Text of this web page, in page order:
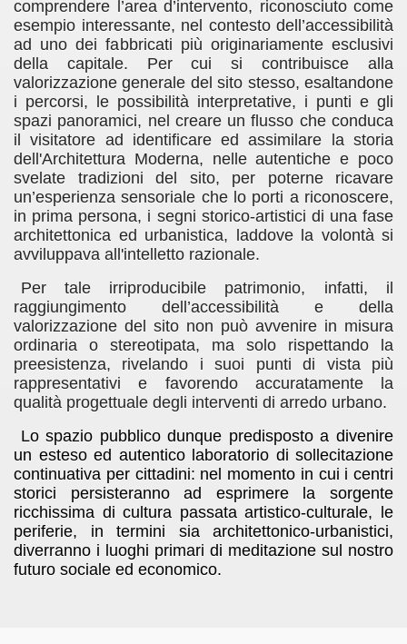
comprendere l’area d’intervento, riconosciuto come
esempio interessante, nel contesto dell’accessibilità
ad uno dei fabbricati più originariamente esclusivi
della capitale. Per cui si contribuisce alla
valorizzazione generale del sito stesso, esaltandone
i percorsi, le possibilità interpretative, i punti e gli
spazi panoramici, nel creare un flusso che conduca
il visitatore ad identificare ed assimilare la storia
dell'Architettura Moderna, nelle autentiche e poco
svelate tradizioni del sito, per poterne ricavare
un’esperienza sensoriale che lo porti a riconoscere,
in prima persona, i segni storico-artistici di una fase
architettonica ed urbanistica, laddove la volontà si
avviluppava all'intelletto razionale.
Per tale irriproducibile patrimonio, infatti, il
raggiungimento dell’accessibilità e della
valorizzazione del sito non può avvenire in misura
ordinaria o stereotipata, ma solo rispettando la
preesistenza, rivelando i suoi punti di vista più
rappresentativi e favorendo accuratamente la
qualità progettuale degli interventi di arredo urbano.
Lo spazio pubblico dunque predisposto a divenire
un esteso ed autentico laboratorio di sollecitazione
continuativa per cittadini: nel momento in cui i centri
storici persisteranno ad esprimere la sorgente
ricchissima di cultura passata artistico-culturale, le
periferie, in termini sia architettonico-urbanistici,
diverranno i luoghi primari di meditazione sul nostro
futuro sociale ed economico.